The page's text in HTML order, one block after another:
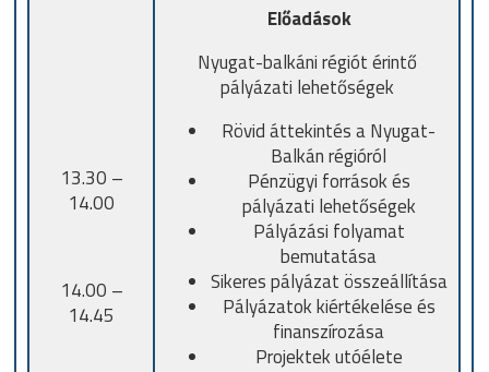
13.30 –
14.00
14.00 –
14.45
Előadások
Nyugat-balkáni régiót érintő
pályázati lehetőségek
Rövid áttekintés a Nyugat-
Balkán régióról
Pénzügyi források és
pályázati lehetőségek
Pályázási folyamat
bemutatása
Sikeres pályázat összeállítása
Pályázatok kiértékelése és
finanszírozása
Projektek utóélete